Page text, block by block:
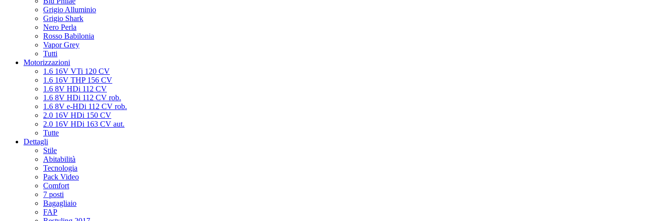
Grigio Alluminio
Grigio Shark
Nero Perla
Rosso Babilonia
Vapor Grey
Tutti
Motorizzazioni
1.6 16V VTi 120 CV
1.6 16V THP 156 CV
1.6 8V HDi 112 CV
1.6 8V HDi 112 CV rob.
1.6 8V e-HDi 112 CV rob.
2.0 16V HDi 150 CV
2.0 16V HDi 163 CV aut.
Tutte
Dettagli
Stile
Abitabilità
Tecnologia
Pack Video
Comfort
7 posti
Bagagliaio
FAP